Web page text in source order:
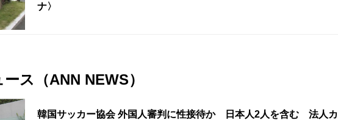
ナ〉
ス（ANN NEWS）
韓国サッカー協会 外国人審判に性接待か 日本人2人を含む 法人カ